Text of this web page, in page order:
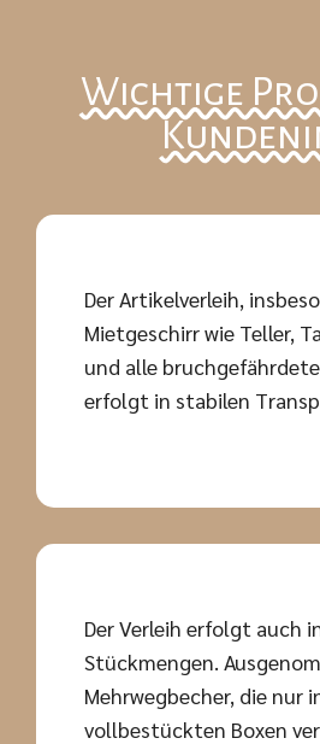
Wichtige
Der Artikelverleih,
Mietgeschirr wie Teller,
und alle
erfolgt in stabilen
Der Verleih erfolgt auch
Stückmengen.
Mehrwegbecher, die nur
vollbestückten Boxen